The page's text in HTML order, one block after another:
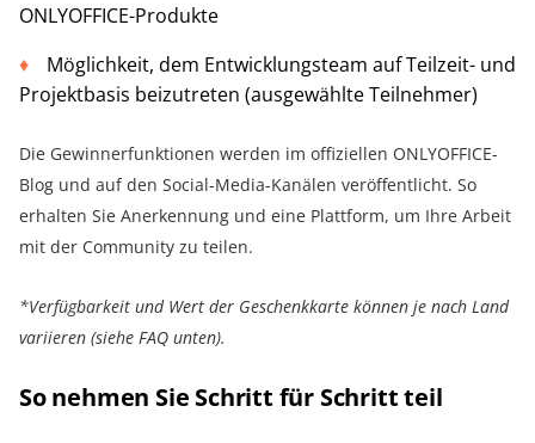
ONLYOFFICE-Produkte
Möglichkeit, dem Entwicklungsteam auf Teilzeit- und
Projektbasis beizutreten (ausgewählte Teilnehmer)
Die Gewinnerfunktionen werden im offiziellen ONLYOFFICE-
Blog und auf den Social-Media-Kanälen veröffentlicht. So
erhalten Sie Anerkennung und eine Plattform, um Ihre Arbeit
mit der Community zu teilen.
*Verfügbarkeit und Wert der Geschenkkarte können je nach Land
variieren (siehe FAQ unten).
So nehmen Sie Schritt für Schritt teil